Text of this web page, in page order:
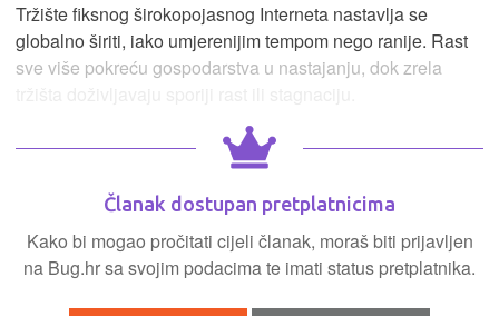
Tržište fiksnog širokopojasnog Interneta nastavlja se
globalno širiti, iako umjerenijim tempom nego ranije. Rast
sve više pokreću gospodarstva u nastajanju, dok zrela
Članak dostupan pretplatnicima
Kako bi mogao pročitati cijeli članak, moraš biti prijavljen
na Bug.hr sa svojim podacima te imati status pretplatnika.